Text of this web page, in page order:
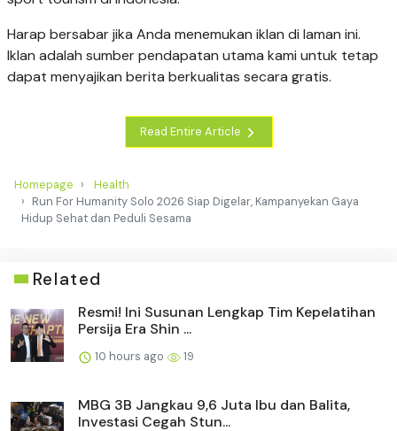
Harap bersabar jika Anda menemukan iklan di laman ini.
Iklan adalah sumber pendapatan utama kami untuk tetap
dapat menyajikan berita berkualitas secara gratis.
Read Entire Article
Homepage
Health
Run For Humanity Solo 2026 Siap Digelar, Kampanyekan Gaya
Hidup Sehat dan Peduli Sesama
Related
Resmi! Ini Susunan Lengkap Tim Kepelatihan
Persija Era Shin ...
10 hours ago 19
MBG 3B Jangkau 9,6 Juta Ibu dan Balita,
Investasi Cegah Stun...